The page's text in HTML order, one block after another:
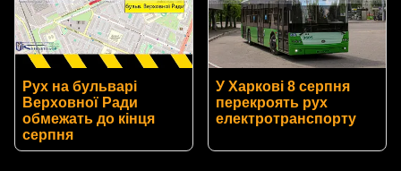
Рух на бульварі
Верховної Ради
обмежать до кінця
серпня
У Харкові 8 серпня
перекроять рух
електротранспорту